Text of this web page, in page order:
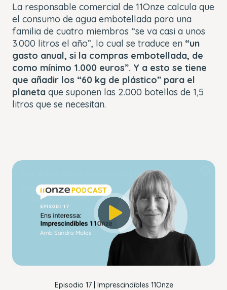
La responsable comercial de 11Onze calcula que
el consumo de agua embotellada para una
familia de cuatro miembros “se va casi a unos
3.000 litros el año”, lo cual se traduce en “un
gasto anual, si la compras embotellada, de
como mínimo 1.000 euros”. Y a esto se tiene
que añadir los “60 kg de plástico” para el
planeta que suponen las 2.000 botellas de 1,5
litros que se necesitan.
Episodio 17 | Imprescindibles 11Onze
This
The Video Cloud account was not found.
Error Code:
VIDEO_CLOUD_ERR_ACCOUNT_NOT_FOUND
Session ID: 2026-08-07:915ce3819f3c09325f08d2a2Player Element ID:
player_6303055602001
OK